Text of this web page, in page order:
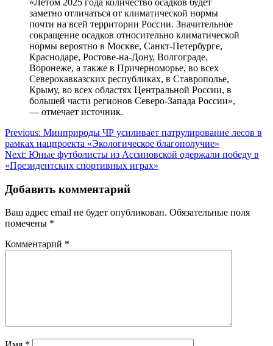
«Летом 2025 года количество осадков будет
заметно отличаться от климатической нормы
почти на всей территории России. Значительное
сокращение осадков относительно климатической
нормы вероятно в Москве, Санкт-Петербурге,
Краснодаре, Ростове-на-Дону, Волгограде,
Воронеже, а также в Причерноморье, во всех
Северокавказских республиках, в Ставрополье,
Крыму, во всех областях Центральной России, в
большей части регионов Северо-Запада России»,
— отмечает источник.
Навигация
по
записям
Previous: Минприроды ЧР усиливает патрулирование лесов в
рамках нацпроекта «Экологическое благополучие»
Next: Юные футболисты из Ассиновской одержали победу в
«Президентских спортивных играх»
Добавить комментарий
Ваш адрес email не будет опубликован. Обязательные поля
помечены *
Комментарий *